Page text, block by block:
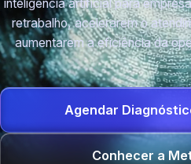
inteligência artificial para
retrabalho, acelerarem o
aumentarem a eficiência da
Agendar
Conhecer a